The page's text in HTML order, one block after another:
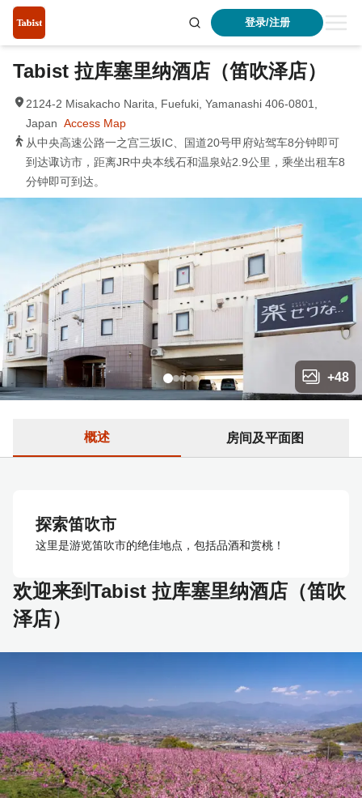
登录/注册
+48
Tabist 拉库塞里纳酒店（笛吹泽店）
2124-2 Misakacho Narita, Fuefuki, Yamanashi 406-0801,
Japan Access Map
从中央高速公路一之宫三坂IC、国道20号甲府站驾车8分钟即可
到达诹访市，距离JR中央本线石和温泉站2.9公里，乘坐出租车8
分钟即可到达。
概述 房间及平面图
探索笛吹市
这里是游览笛吹市的绝佳地点，包括品酒和赏桃！
欢迎来到Tabist 拉库塞里纳酒店（笛吹
泽店）